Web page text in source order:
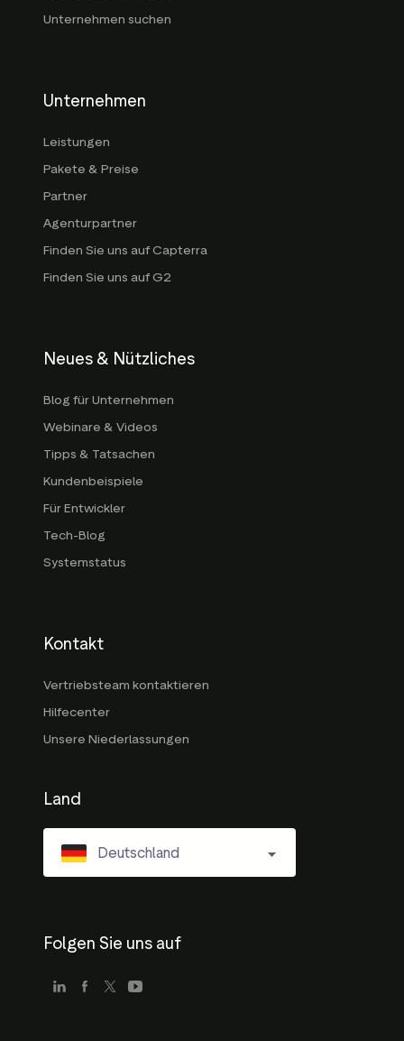
Unternehmen suchen
Unternehmen
Leistungen
Pakete & Preise
Partner
Agenturpartner
Finden Sie uns auf Capterra
Finden Sie uns auf G2
Neues & Nützliches
Blog für Unternehmen
Webinare & Videos
Tipps & Tatsachen
Kundenbeispiele
Für Entwickler
Tech-Blog
Systemstatus
Kontakt
Vertriebsteam kontaktieren
Hilfecenter
Unsere Niederlassungen
Land
Deutschland
Folgen Sie uns auf